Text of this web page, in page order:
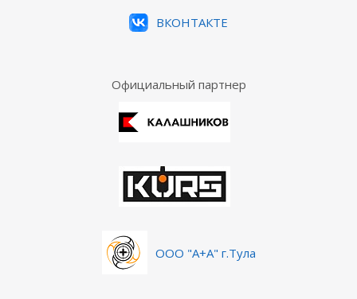
ВКОНТАКТЕ
Официальный партнер
ООО "А+А" г.Тула